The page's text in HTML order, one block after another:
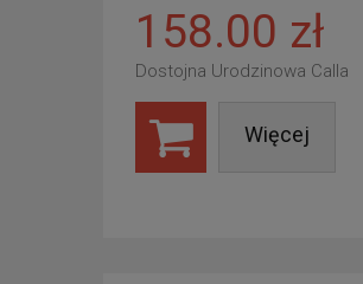
158.00 zł
Dostojna Urodzinowa Calla
Więcej